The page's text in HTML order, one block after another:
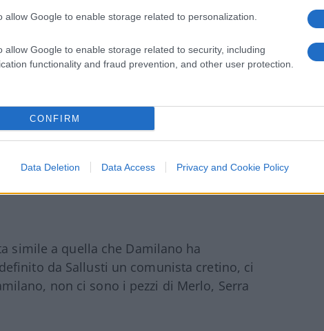
allow Google to enable storage related to personalization.
allow Google to enable storage related to security, including
functionality and fraud prevention, and other user protection.
CONFIRM
Data Deletion Data Access Privacy and Cookie Policy
Truss, dice che la libertà inizia con la
sinistra e tutti a brindare.
per davvero sull’elettricità riaprono le
delle utilities a rischio fallimento
simile a quella che Damilano ha
da Sallusti un comunista cretino, ci
non ci sono i pezzi di Merlo, Serra